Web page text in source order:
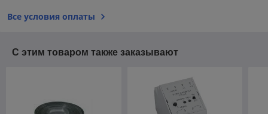
Все условия оплаты
С этим товаром также заказывают